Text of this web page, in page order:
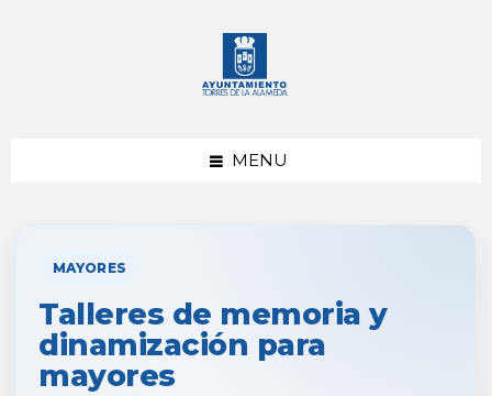
MENU
MAYORES
Talleres de memoria y
dinamización para
mayores